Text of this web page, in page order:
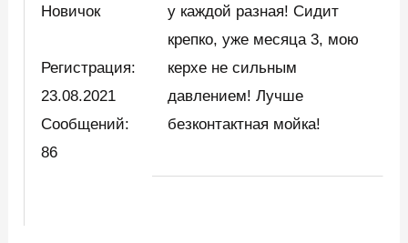
Новичок
Регистрация:
23.08.2021
Сообщений:
86
у каждой разная! Сидит
крепко, уже месяца 3, мою
керхе не сильным
давлением! Лучше
безконтактная мойка!